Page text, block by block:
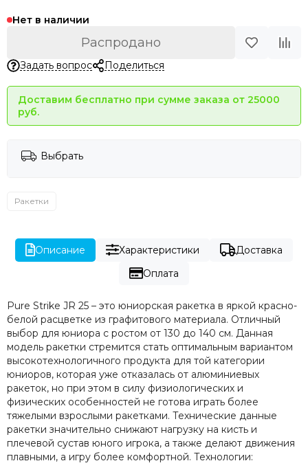
Нет в наличии
Распродано
Задать вопрос Поделиться
Доставим бесплатно при сумме заказа от 25000
руб.
Выбрать
Ракетки
Описание Характеристики
Доставка
Оплата
Pure Strike JR 25 – это юниорская ракетка в яркой красно-
белой расцветке из графитового материала. Отличный
выбор для юниора с ростом от 130 до 140 см. Данная
модель ракетки стремится стать оптимальным вариантом
высокотехнологичного продукта для той категории
юниоров, которая уже отказалась от алюминиевых
ракеток, но при этом в силу физиологических и
физических особенностей не готова играть более
тяжелыми взрослыми ракетками. Технические данные
ракетки значительно снижают нагрузку на кисть и
плечевой сустав юного игрока, а также делают движения
плавными, а игру более комфортной. Технологии: